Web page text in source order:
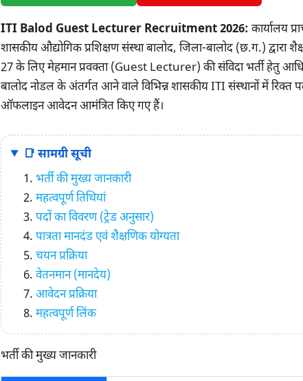
ITI Balod Guest Lecturer Recruitment 2026: कार्यालय
शासकीय औद्योगिक प्रशिक्षण संस्था बालोद, जिला-बालोद (छ.ग.) द्वारा
27 के लिए मेहमान प्रवक्ता (Guest Lecturer) की संविदा भर्ती हेतु
बालोद नोडल के अंतर्गत आने वाले विभिन्न शासकीय ITI संस्थानों में रिक्त
ऑफलाइन आवेदन आमंत्रित किए गए हैं।
📑 सामग्री सूची
भर्ती की मुख्य जानकारी
महत्वपूर्ण तिथियां
पदों का विवरण (ट्रेड अनुसार)
पात्रता मानदंड एवं शैक्षणिक योग्यता
चयन प्रक्रिया
वेतनमान (मानदेय)
आवेदन प्रक्रिया
महत्वपूर्ण लिंक
भर्ती की मुख्य जानकारी